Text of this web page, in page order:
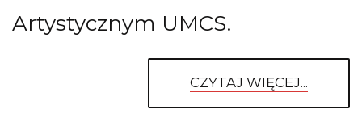
Artystycznym UMCS.
CZYTAJ WIĘCEJ...